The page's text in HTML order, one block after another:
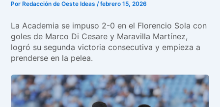
Por Redacción de Oeste Ideas/febrero 15, 2026
La Academia se impuso 2-0 en el Florencio Sola con
goles de Marco Di Cesare y Maravilla Martínez,
logró su segunda victoria consecutiva y empieza a
prenderse en la pelea.